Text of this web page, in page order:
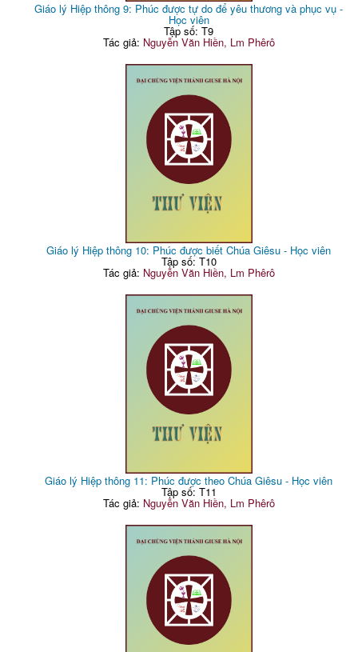
Giáo lý Hiệp thông 9: Phúc được tự do để yêu thương và phục vụ -
Học viên
Tập số: T9
Tác giả: Nguyễn Văn Hiền, Lm Phêrô
Giáo lý Hiệp thông 10: Phúc được biết Chúa Giêsu - Học viên
Tập số: T10
Tác giả: Nguyễn Văn Hiền, Lm Phêrô
Giáo lý Hiệp thông 11: Phúc được theo Chúa Giêsu - Học viên
Tập số: T11
Tác giả: Nguyễn Văn Hiền, Lm Phêrô